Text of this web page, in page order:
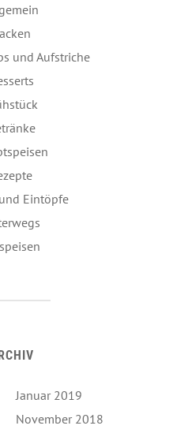
und Aufstriche
Eintöpfe
Januar 2019
November 2018